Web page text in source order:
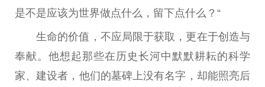
是不是应该为世界做点什么，留下点什么？“
生命的价值，不应局限于获取，更在于创造与
奉献。他想起那些在历史长河中默默耕耘的科学
家、建设者，他们的墓碑上没有名字，却能照亮后